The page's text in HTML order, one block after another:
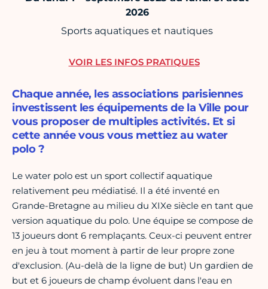
2026
Sports aquatiques et nautiques
Chaque année, les associations parisiennes
investissent les équipements de la Ville pour
vous proposer de multiples activités. Et si
cette année vous vous mettiez au water
polo ?
Le water polo est un sport collectif aquatique
relativement peu médiatisé. Il a été inventé en
Grande-Bretagne au milieu du XIXe siècle en tant que
version aquatique du polo. Une équipe se compose de
13 joueurs dont 6 remplaçants. Ceux-ci peuvent entrer
en jeu à tout moment à partir de leur propre zone
d'exclusion. (Au-delà de la ligne de but) Un gardien de
but et 6 joueurs de champ évoluent dans l'eau en
VOIR LES INFOS PRATIQUES